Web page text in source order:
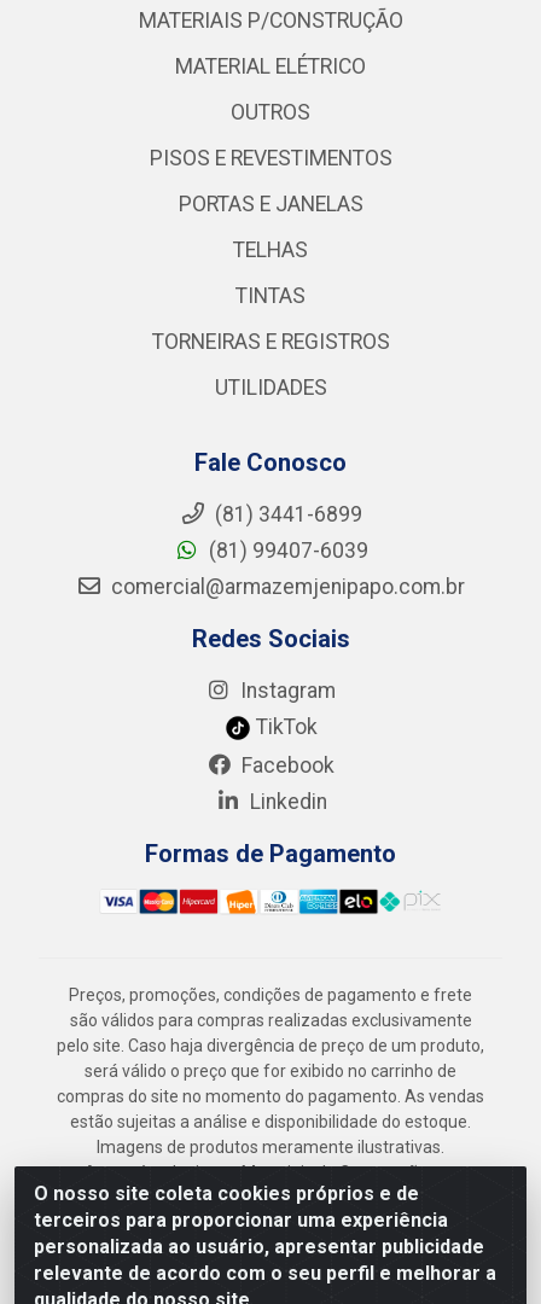
O nosso site coleta cookies próprios e de
terceiros para proporcionar uma experiência
personalizada ao usuário, apresentar publicidade
relevante de acordo com o seu perfil e melhorar a
MATERIAIS P/CONSTRUÇÃO
MATERIAL ELÉTRICO
OUTROS
PISOS E REVESTIMENTOS
PORTAS E JANELAS
TELHAS
TINTAS
TORNEIRAS E REGISTROS
UTILIDADES
Fale Conosco
(81) 3441-6899
(81) 99407-6039
comercial@armazemjenipapo.com.br
Redes Sociais
Instagram
TikTok
Facebook
Linkedin
Formas de Pagamento
Preços, promoções, condições de pagamento e frete
são válidos para compras realizadas exclusivamente
pelo site. Caso haja divergência de preço de um produto,
será válido o preço que for exibido no carrinho de
compras do site no momento do pagamento. As vendas
estão sujeitas a análise e disponibilidade do estoque.
Imagens de produtos meramente ilustrativas.
Armazém Jenipapo Materiais de Construção em
Geral LTDA - Rua das Flores, 2691 - Guabiraba,
Recife/PE - CEP 52.291-630 - CNPJ
41.097.379/0001-